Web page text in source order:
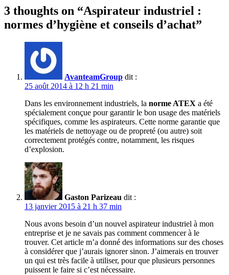
3 thoughts on “Aspirateur industriel :
normes d’hygiène et conseils d’achat”
AvanteamGroup dit :
25 août 2014 à 12 h 21 min
Dans les environnement industriels, la norme ATEX a été
spécialement conçue pour garantir le bon usage des matériels
spécifiques, comme les aspirateurs. Cette norme garantie que
les matériels de nettoyage ou de propreté (ou autre) soit
correctement protégés contre, notamment, les risques
d’explosion.
Gaston Parizeau dit :
13 janvier 2015 à 21 h 37 min
Nous avons besoin d’un nouvel aspirateur industriel à mon
entreprise et je ne savais pas comment commencer à le
trouver. Cet article m’a donné des informations sur des choses
à considérer que j’aurais ignorer sinon. J’aimerais en trouver
un qui est très facile à utiliser, pour que plusieurs personnes
puissent le faire si c’est nécessaire.